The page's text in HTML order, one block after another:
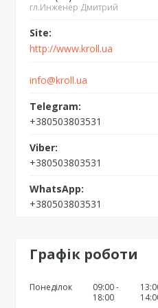
гл.Инженер Дмитрий
http://www.kroll.ua
info@kroll.ua
+380503803531
+380503803531
+380503803531
Графік роботи
Понеділок
09:00
18:00